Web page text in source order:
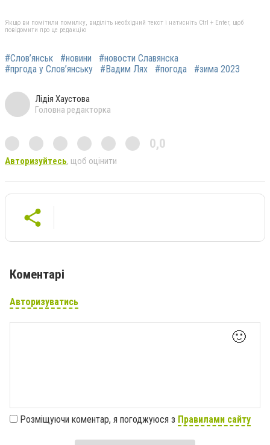
Якщо ви помітили помилку, виділіть необхідний текст і натисніть Ctrl + Enter, щоб
повідомити про це редакцію
#Слов’янськ #новини
#новости Славянска
#пргода у Слов’янську
#Вадим Лях #погода #зима 2023
Лідія Хаустова
Головна редакторка
0,0
Авторизуйтесь, щоб оцінити
Коментарі
Авторизуватись
🙂
Розміщуючи коментар, я погоджуюся з Правилами сайту